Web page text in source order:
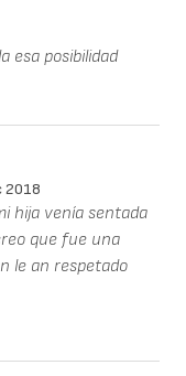
esa posibilidad
2018
hija venía sentada
que fue una
le an respetado